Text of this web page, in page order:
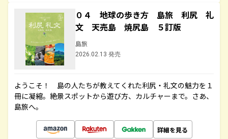
０４ 地球の歩き方 島旅 利尻 礼
文 天売島 焼尻島 ５訂版
島旅
2026.02.13 発売
ようこそ！ 島の人たちが教えてくれた利尻・礼文の魅力を１
冊に凝縮。絶景スポットから遊び方、カルチャーまで。さあ、
島旅へ。
詳細を見る